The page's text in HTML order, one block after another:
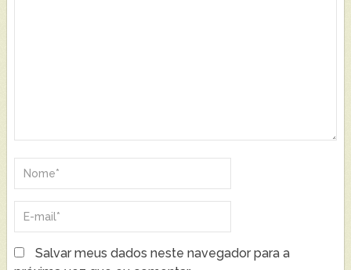
Salvar meus dados neste navegador para a